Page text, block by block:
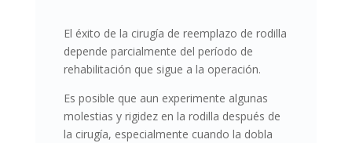
El éxito de la cirugía de reemplazo de rodilla
depende parcialmente del período de
rehabilitación que sigue a la operación.
Es posible que aun experimente algunas
molestias y rigidez en la rodilla después de
la cirugía, especialmente cuando la dobla